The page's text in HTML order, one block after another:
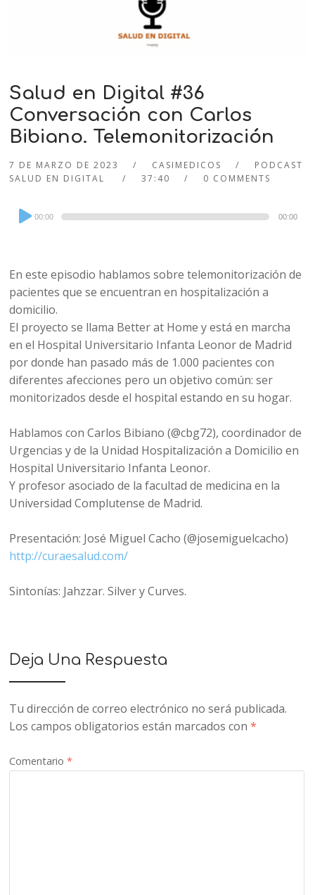
Salud en Digital #36
Conversación con Carlos
Bibiano. Telemonitorización
7 DE MARZO DE 2023 CASIMEDICOS
PODCAST
SALUD EN DIGITAL
37:40 0 COMMENTS
Audio
Player
00:00 00:00
En este episodio hablamos sobre telemonitorización de
pacientes que se encuentran en hospitalización a
domicilio.
El proyecto se llama Better at Home y está en marcha
en el Hospital Universitario Infanta Leonor de Madrid
por donde han pasado más de 1.000 pacientes con
diferentes afecciones pero un objetivo común: ser
monitorizados desde el hospital estando en su hogar.
Hablamos con Carlos Bibiano (@cbg72), coordinador de
Urgencias y de la Unidad Hospitalización a Domicilio en
Hospital Universitario Infanta Leonor.
Y profesor asociado de la facultad de medicina en la
Universidad Complutense de Madrid.
Presentación: José Miguel Cacho (@josemiguelcacho)
http://curaesalud.com/
Sintonías: Jahzzar. Silver y Curves.
Deja Una Respuesta
Tu dirección de correo electrónico no será publicada.
Los campos obligatorios están marcados con*
Comentario*